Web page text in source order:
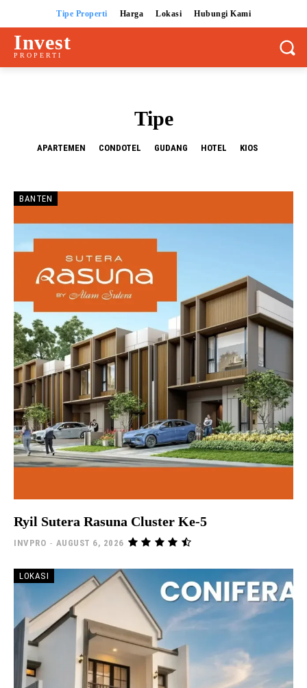
Tipe Properti Harga Lokasi Hubungi Kami
Invest
PROPERTI
Tipe
APARTEMEN CONDOTEL GUDANG HOTEL KIOS
BANTEN
Ryil Sutera Rasuna Cluster Ke-5
INVPRO - AUGUST 6, 2026
LOKASI